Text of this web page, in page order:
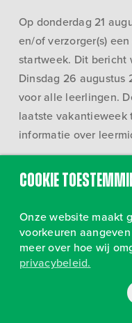
Op donderdag 21
en/of verzorger(s)
startweek. Dit bericht
Dinsdag 26 augustus
voor alle leerlingen.
laatste vakantieweek
informatie over
vakantie!
Volg ons op
Cookie
Onze website maakt
voorkeuren
meer over hoe wij
privacybeleid.